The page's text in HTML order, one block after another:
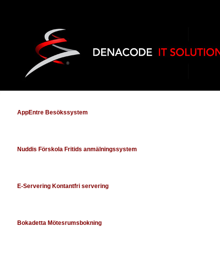
AppEntre Besökssystem
Nuddis Förskola Fritids anmälningssystem
E-Servering Kontantfri servering
Bokadetta Mötesrumsbokning